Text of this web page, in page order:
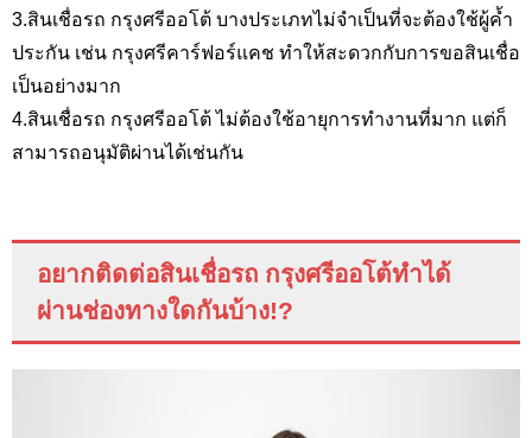
3.สินเชื่อรถ กรุงศรีออโต้ บางประเภทไม่จำเป็นที่จะต้องใช้ผู้ค้ำ
ประกัน เช่น กรุงศรีคาร์ฟอร์แคช ทำให้สะดวกกับการขอสินเชื่อ
เป็นอย่างมาก
4.สินเชื่อรถ กรุงศรีออโต้ ไม่ต้องใช้อายุการทำงานที่มาก แต่ก็
สามารถอนุมัติผ่านได้เช่นกัน
อยากติดต่อสินเชื่อรถ กรุงศรีออโต้ทำได้
ผ่านช่องทางใดกันบ้าง!?